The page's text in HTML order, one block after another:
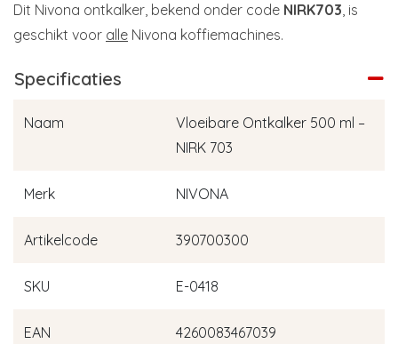
Dit Nivona ontkalker, bekend onder code NIRK703, is
geschikt voor alle Nivona koffiemachines.
Specificaties
Naam
Vloeibare Ontkalker 500 ml –
NIRK 703
Merk NIVONA
Artikelcode 390700300
SKU E-0418
EAN 4260083467039